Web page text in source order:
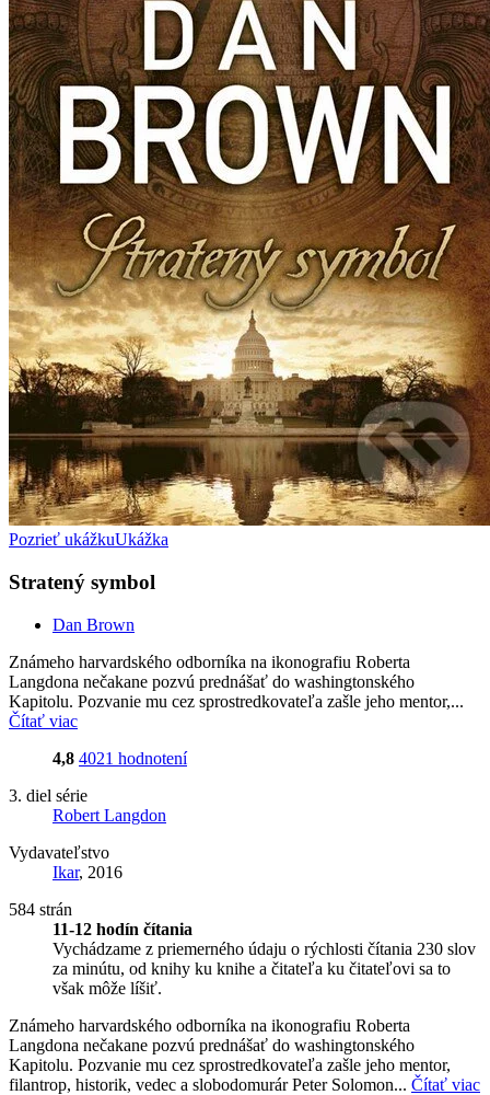
Pozrieť ukážkuUkážka
Stratený symbol
Dan Brown
Známeho harvardského odborníka na ikonografiu Roberta
Langdona nečakane pozvú prednášať do washingtonského
Kapitolu. Pozvanie mu cez sprostredkovateľa zašle jeho mentor,...
Čítať viac
4,8 4021 hodnotení
3. diel série
Robert Langdon
Vydavateľstvo
Ikar, 2016
584 strán
11-12 hodín čítania
Vychádzame z priemerného údaju o rýchlosti čítania 230 slov
za minútu, od knihy ku knihe a čitateľa ku čitateľovi sa to
však môže líšiť.
Známeho harvardského odborníka na ikonografiu Roberta
Langdona nečakane pozvú prednášať do washingtonského
Kapitolu. Pozvanie mu cez sprostredkovateľa zašle jeho mentor,
filantrop, historik, vedec a slobodomurár Peter Solomon... Čítať viac